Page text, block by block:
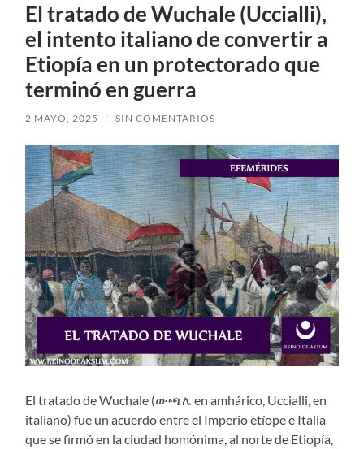
El tratado de Wuchale (Uccialli),
el intento italiano de convertir a
Etiopía en un protectorado que
terminó en guerra
2 MAYO, 2025 / SIN COMENTARIOS
El tratado de Wuchale (ውጫሌ en amhárico, Uccialli, en
italiano) fue un acuerdo entre el Imperio etíope e Italia
que se firmó en la ciudad homónima, al norte de Etiopía,